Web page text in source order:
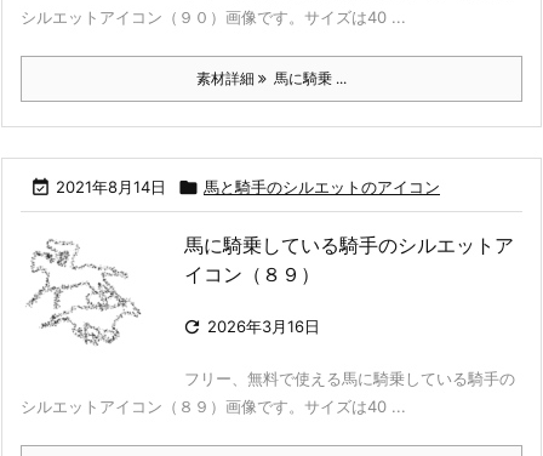
シルエットアイコン（９０）画像です。サイズは40 ...
素材詳細 馬に騎乗 ...
 2021年8月14日  馬と騎手のシルエットのアイコン
馬に騎乗している騎手のシルエットア
イコン（８９）
 2026年3月16日
フリー、無料で使える馬に騎乗している騎手の
シルエットアイコン（８９）画像です。サイズは40 ...